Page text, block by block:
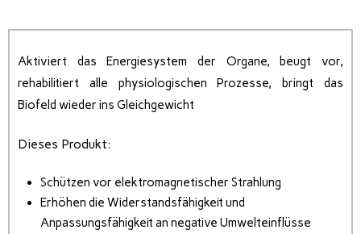
Aktiviert das Energiesystem der Organe, beugt vor,
rehabilitiert alle physiologischen Prozesse, bringt das
Biofeld wieder ins Gleichgewicht
Dieses Produkt:
Schützen vor elektromagnetischer Strahlung
Erhöhen die Widerstandsfähigkeit und
Anpassungsfähigkeit an negative Umwelteinflüsse